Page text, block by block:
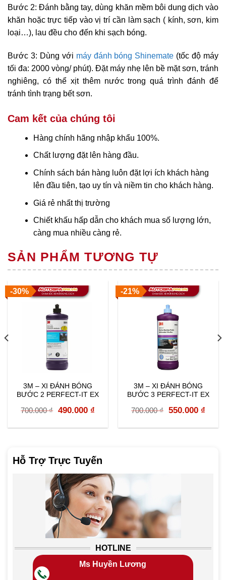
Hỗ Trợ Trực Tuyến
HOTLINE
Ms Huyền Lương
Bước 2: Đánh bằng tay, dùng khăn mềm bôi dung dịch vào
khăn hoặc trực tiếp vào vị trí cần làm sạch ( kính, sơn, kim
loại…), lau đều cho đến khi sạch bóng.
Bước 3: Dùng với máy đánh bóng Shinemate (tốc độ máy
tối đa: 2000 vòng/ phút). Đặt máy nhẹ lên bề mặt sơn, tránh
nghiêng, có thể xịt thêm nước trong quá trình đánh để
tránh tình trạng bết sơn.
Cam kết của chúng tôi
Hàng chính hãng nhập khẩu 100%.
Chất lượng đặt lên hàng đầu.
Chính sách bán hàng luôn đặt lợi ích khách hàng
lên đầu tiên, tạo uy tín và niềm tin cho khách hàng.
Giá rẻ nhất thị trường
Chiết khấu hấp dẫn cho khách mua số lượng lớn,
càng mua nhiều càng rẻ.
SẢN PHẨM TƯƠNG TỰ
-30%
3M – XI ĐÁNH BÓNG
BƯỚC 2 PERFECT-IT EX
06094
700.000₫ Original
490.000 ₫Current
-21%
3M – XI ĐÁNH BÓNG
BƯỚC 3 PERFECT-IT EX
POLISH 946ML 06068
700.000₫ Original
550.000 ₫